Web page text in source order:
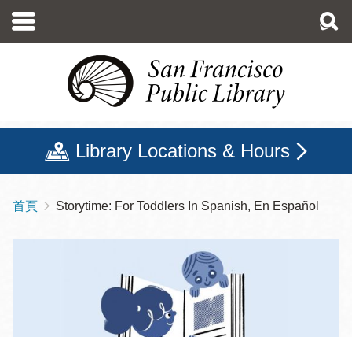
至
Library Locations & Hours
導
航
首頁 Storytime: For Toddlers In Spanish, En Español